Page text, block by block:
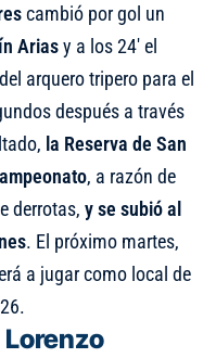
cambió por gol un
Ariasy a los 24′ el
arquero tripero para el
después a través
la Reserva de San
, a razón de
derrotas, y se subió al
. El próximo martes,
a jugar como local de